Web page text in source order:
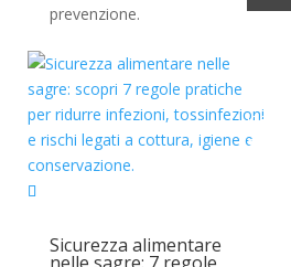
prevenzione.
Sicurezza alimentare